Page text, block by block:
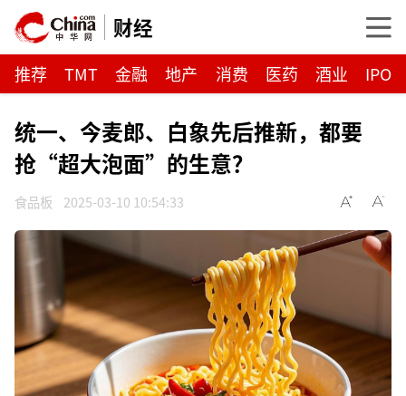
财经
推荐 TMT 金融 地产 消费 医药 酒业 IPO
统一、今麦郎、白象先后推新，都要
抢“超大泡面”的生意？
食品板 2025-03-10 10:54:33